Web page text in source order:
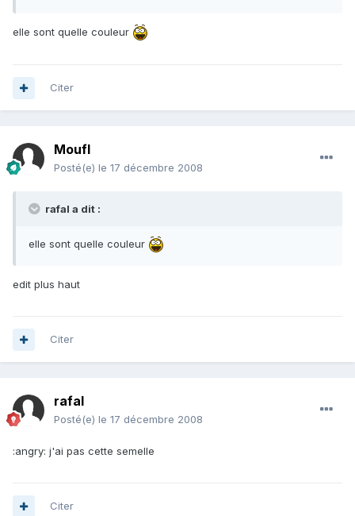
elle sont quelle couleur
Citer
Moufl
Posté(e) le 17 décembre 2008
rafal a dit :
elle sont quelle couleur
edit plus haut
Citer
rafal
Posté(e) le 17 décembre 2008
:angry: j'ai pas cette semelle
Citer